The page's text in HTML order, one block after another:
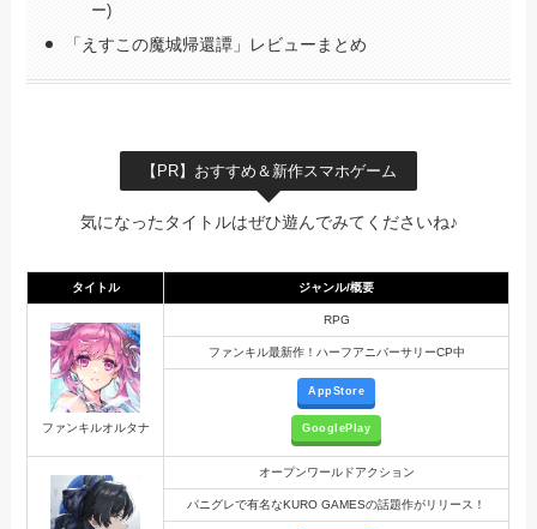
ー)
「えすこの魔城帰還譚」レビューまとめ
【PR】おすすめ＆新作スマホゲーム
気になったタイトルはぜひ遊んでみてくださいね♪
タイトル ジャンル/概要
ファンキルオルタナ
RPG
ファンキル最新作！ハーフアニバーサリーCP中
AppStore
GooglePlay
オープンワールドアクション
パニグレで有名なKURO GAMESの話題作がリリース！